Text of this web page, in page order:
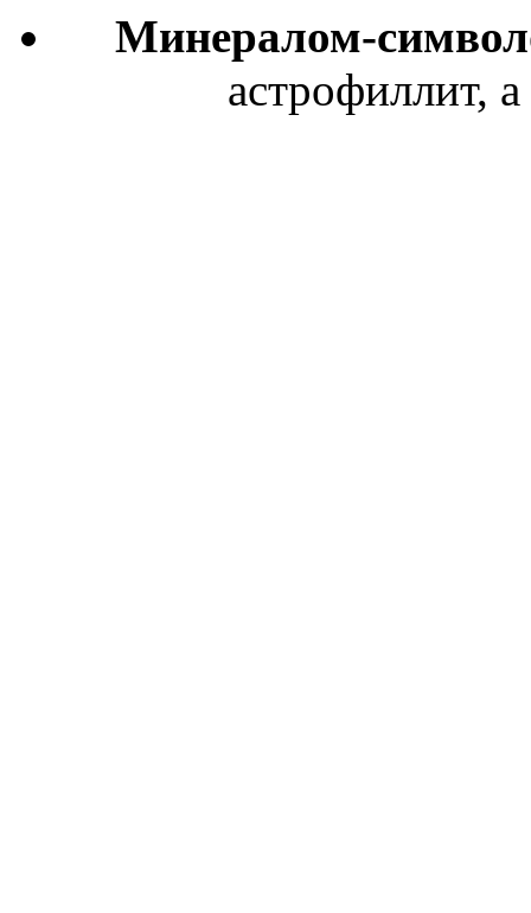
Минералом-
астрофиллит,